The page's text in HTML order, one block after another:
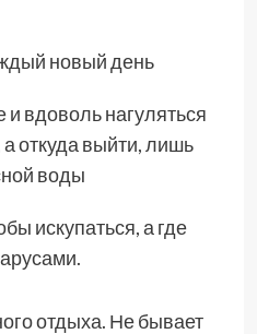
новый день
и вдоволь нагуляться
откуда выйти, лишь
воды
искупаться, а где
отдыха. Не бывает